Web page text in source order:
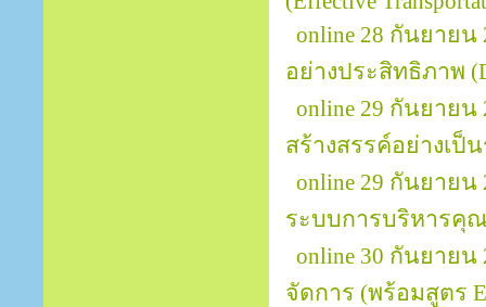
online 28 กันยาย
อย่างประสิทธิภาพ
online 29 กันยาย
สร้างสรรค์อย่างเป็น
online 29 กันยายน
ระบบการบริหารคุณ
online 30 กันยายน
จัดการ (พร้อมสูตร